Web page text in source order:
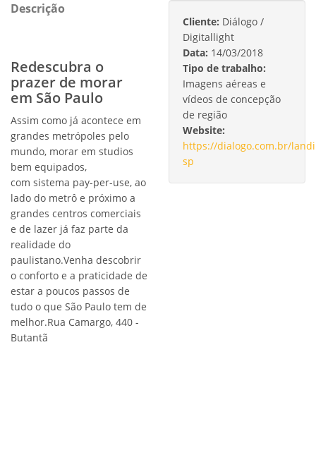
Descrição
Redescubra o
prazer de morar
em São Paulo
Assim como já acontece em
grandes metrópoles pelo
mundo, morar em studios
bem equipados,
com sistema pay-per-use, ao
lado do metrô e próximo a
grandes centros comerciais
e de lazer já faz parte da
realidade do
paulistano.Venha descobrir
o conforto e a praticidade de
estar a poucos passos de
tudo o que São Paulo tem de
melhor.Rua Camargo, 440 -
Butantã
Cliente: Diálogo /
Digitallight
Data: 14/03/2018
Tipo de trabalho:
Imagens aéreas e
vídeos de concepção
de região
Website:
https://dialogo.com.br/
sp